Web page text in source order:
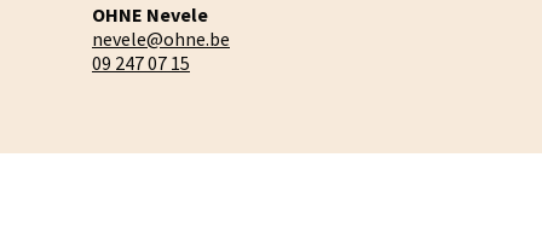
OHNE Nevele
nevele@ohne.be
09 247 07 15